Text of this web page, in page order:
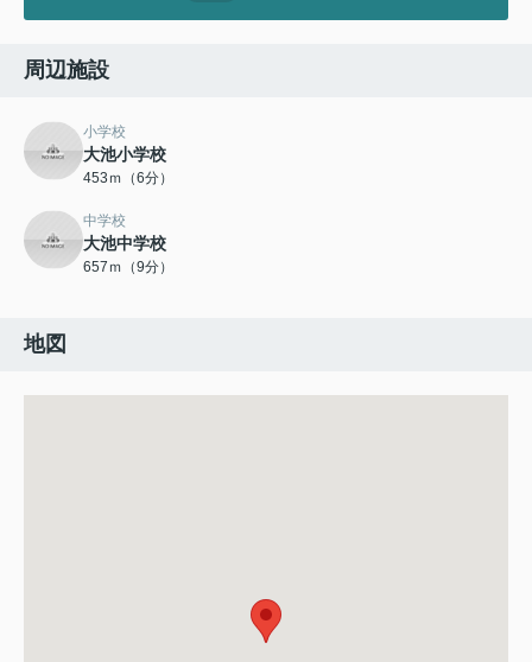
周辺施設
小学校
大池小学校
453ｍ（6分）
中学校
大池中学校
657ｍ（9分）
地図